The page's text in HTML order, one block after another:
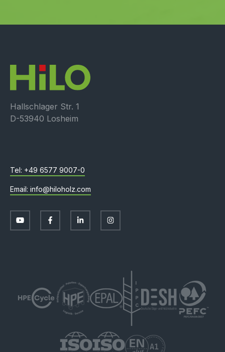
Hallschlager Str. 1
D-53940 Losheim
+49 6577 9007-0
info@hiloholz.com